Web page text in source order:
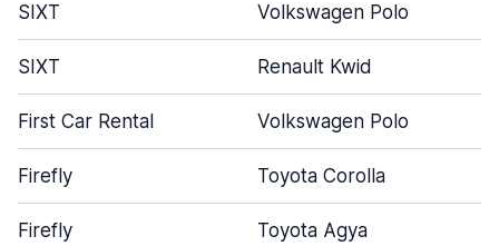
SIXT Volkswagen Polo
SIXT Renault Kwid
First Car Rental Volkswagen Polo
Firefly Toyota Corolla
Firefly Toyota Agya